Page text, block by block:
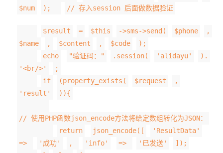
$num
); // 存入session 后面做数据验证
$result = $this ->sms->send( $phone
,
$name
, $content , $code
);
echo
"验证码：" .session( 'alidayu'
).
'<br/>'
;
if
(property_exists( $request
,
'result'
)){
// 使用PHP函数json_encode方法将给定数组转化为JSON：
return
json_encode([
'ResultData'
=>
'成功' , 'info' => '已发送'
]);